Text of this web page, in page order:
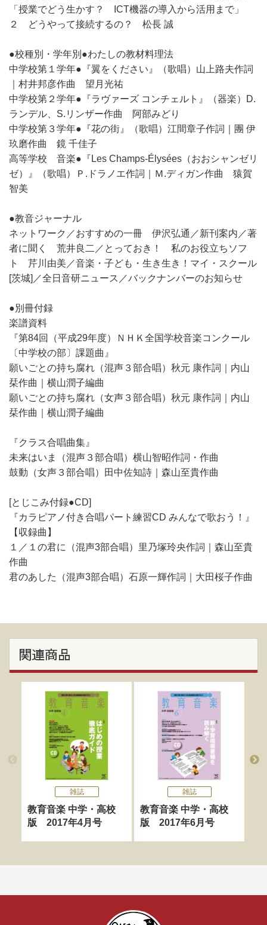
「授業でどう生かす？ ICT機器の導入から活用まで」
２ どうやって接続するの？ 松長 誠
●校種別・学年別●わたしの教材料理法
中学校第１学年●『翼をください』（歌唱）山上路夫作詞
｜村井邦彦作曲 望月光祐
中学校第２学年●『ラヴァーズ コンチェルト』（器楽）D.
ランデル、S.リンザー作曲 阿部みどり
中学校第３学年●『花の街』（歌唱）江間章子作詞｜團 伊
玖磨作曲 鏡 千佳子
高等学校 音楽●『Les Champs-Élysées（おおシャンゼリ
ゼ）』（歌唱）Ｐ.ドラノエ作詞｜Ｍ.ディガン作曲 猿賀
智美
●教音ジャーナル
ネットワーク／おすすめの一冊 伊沢弘通／新刊案内／著
者に聞く 荒井良二／とっておき！ 私のお役立ちソフ
ト 芹川由美／音楽・子ども・生き生き！マイ・スクール
[茨城]／全日音研ニュース／バックナンバーのお知らせ
●別冊付録
楽譜資料
『第84回（平成29年度）ＮＨＫ全国学校音楽コンクール
〔中学校の部〕課題曲』
願いごとの持ち腐れ（混声３部合唱）秋元 康作詞｜内山
栞作曲｜横山潤子編曲
願いごとの持ち腐れ（女声３部合唱）秋元 康作詞｜内山
栞作曲｜横山潤子編曲
『クラス合唱曲集』
未来はいま（混声３部合唱）横山智昭作詞・作曲
鼓動（女声３部合唱）田中佐知詩｜森山至貴作曲
[とじこみ付録●CD]
『カラピアノ付き合唱パート練習CD みんなで歌おう！』
【収録曲】
１／１の君に（混声3部合唱）里乃塚玲央作詞｜森山至貴
作曲
君のあした（混声3部合唱）石原一輝作詞｜大田桜子作曲
関連商品
雑誌
教育音楽 中学・高校
版 2017年4月号
雑誌
教育音楽 中学・高校
版 2017年6月号